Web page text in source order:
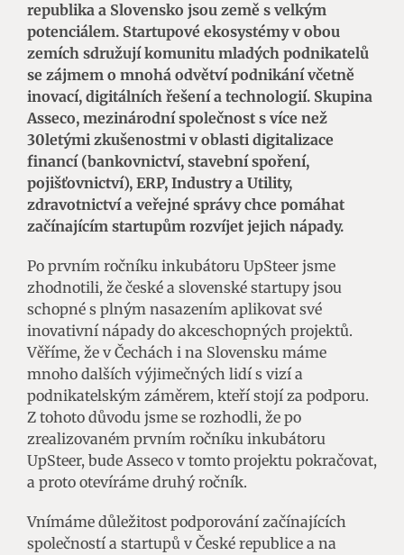
republika a Slovensko jsou země s velkým
potenciálem. Startupové ekosystémy v obou
zemích sdružují komunitu mladých podnikatelů
se zájmem o mnohá odvětví podnikání včetně
inovací, digitálních řešení a technologií. Skupina
Asseco, mezinárodní společnost s více než
30letými zkušenostmi v oblasti digitalizace
financí (bankovnictví, stavební spoření,
pojišťovnictví), ERP, Industry a Utility,
zdravotnictví a veřejné správy chce pomáhat
začínajícím startupům rozvíjet jejich nápady.
Po prvním ročníku inkubátoru UpSteer jsme
zhodnotili, že české a slovenské startupy jsou
schopné s plným nasazením aplikovat své
inovativní nápady do akceschopných projektů.
Věříme, že v Čechách i na Slovensku máme
mnoho dalších výjimečných lidí s vizí a
podnikatelským záměrem, kteří stojí za podporu.
Z tohoto důvodu jsme se rozhodli, že po
zrealizovaném prvním ročníku inkubátoru
UpSteer, bude Asseco v tomto projektu pokračovat,
a proto otevíráme druhý ročník.
Vnímáme důležitost podporování začínajících
společností a startupů v České republice a na